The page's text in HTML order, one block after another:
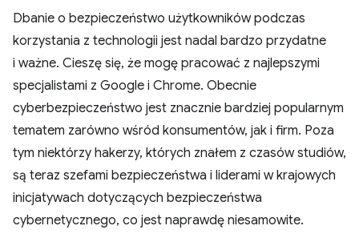
Dbanie o bezpieczeństwo użytkowników podczas
korzystania z technologii jest nadal bardzo przydatne
i ważne. Cieszę się, że mogę pracować z najlepszymi
specjalistami z Google i Chrome. Obecnie
cyberbezpieczeństwo jest znacznie bardziej popularnym
tematem zarówno wśród konsumentów, jak i firm. Poza
tym niektórzy hakerzy, których znałem z czasów studiów,
są teraz szefami bezpieczeństwa i liderami w krajowych
inicjatywach dotyczących bezpieczeństwa
cybernetycznego, co jest naprawdę niesamowite.